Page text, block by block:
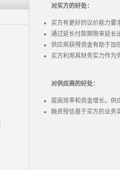
对买方的好处：
买方有更好的议价能力要
通过延长付款期限来延长
供应商获得资金有助于加
买方利用其财务实力作为
对供应商的好处：
提高效率和资金增长。供
融资授信基于买方的业务